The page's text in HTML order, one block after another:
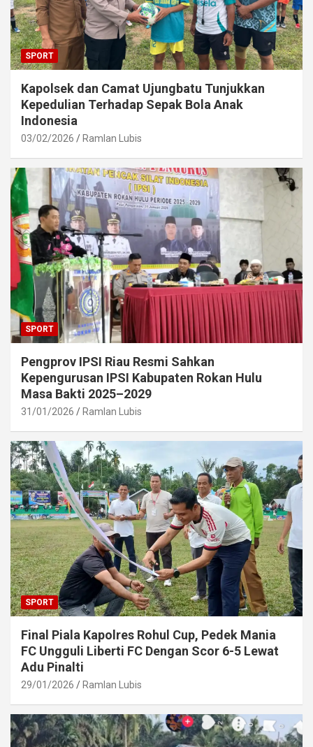
SPORT
Kapolsek dan Camat Ujungbatu Tunjukkan
Kepedulian Terhadap Sepak Bola Anak
Indonesia
03/02/2026 Ramlan Lubis
SPORT
Pengprov IPSI Riau Resmi Sahkan
Kepengurusan IPSI Kabupaten Rokan Hulu
Masa Bakti 2025–2029
31/01/2026 Ramlan Lubis
SPORT
Final Piala Kapolres Rohul Cup, Pedek Mania
FC Ungguli Liberti FC Dengan Scor 6-5 Lewat
Adu Pinalti
29/01/2026 Ramlan Lubis